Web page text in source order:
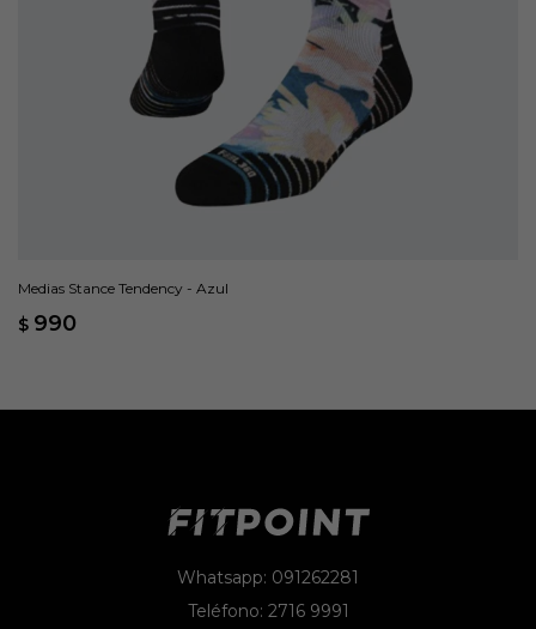
Medias Stance Tendency - Azul
$ 990
Whatsapp: 091262281
Teléfono: 2716 9991